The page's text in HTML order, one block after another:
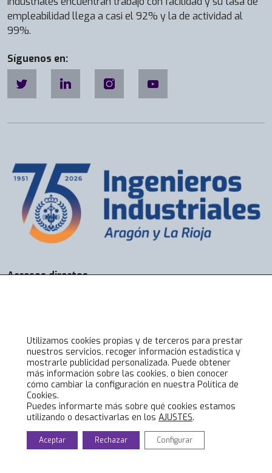
empleabilidad llega a casi el 92% y la de actividad al
99%.
Síguenos en:
Accesos directos
Alta online
Lo último en COIIAR
Noticias
Jornadas técnicas
Formación Ingenieros Industriales
Eventos culturales
Utilizamos cookies propias y de terceros para prestar
nuestros servicios, recoger información estadística y
mostrarle publicidad personalizada. Puede obtener
más información sobre las cookies, o bien conocer
cómo cambiar la configuración en nuestra Política de
Cookies.
Puedes informarte más sobre qué cookies estamos
utilizando o desactivarlas en los AJUSTES.
Aceptar Rechazar Configurar